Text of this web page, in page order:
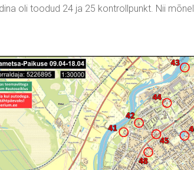
oli toodud 24 ja 25 kontrollpunkt. Nii